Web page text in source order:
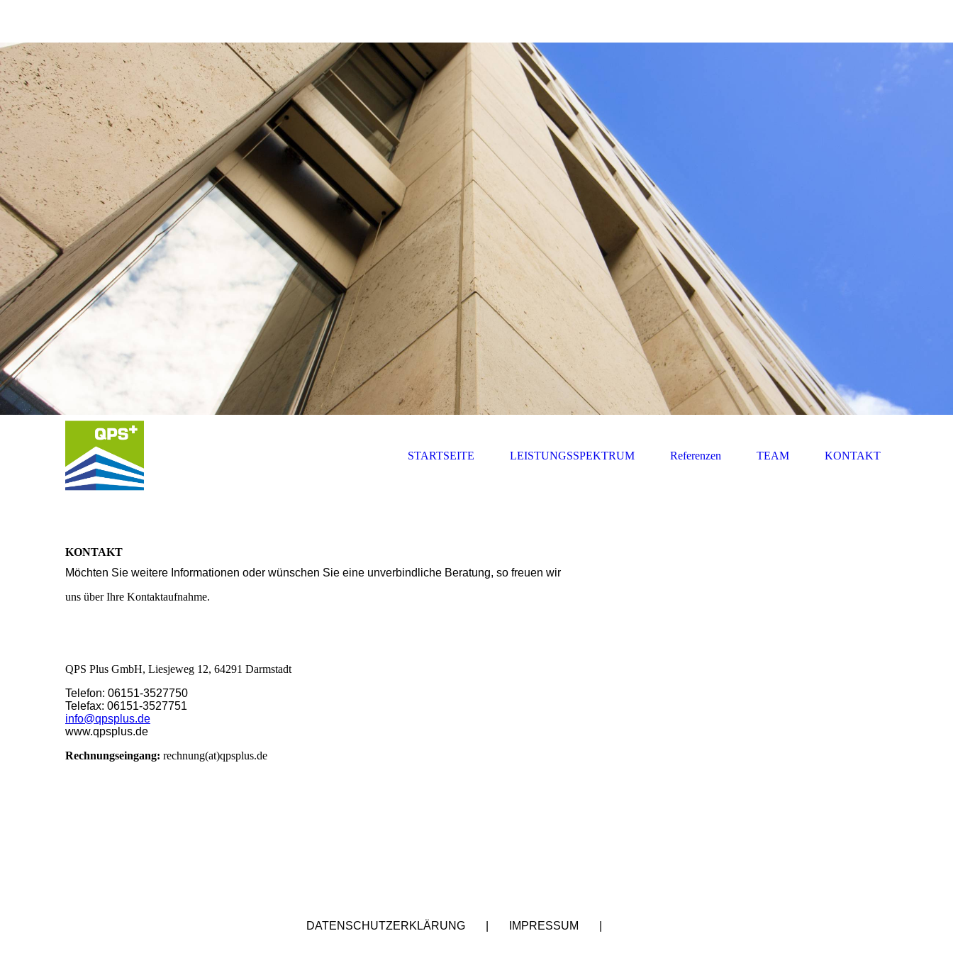
STARTSEITE LEISTUNGSSPEKTRUM Referenzen TEAM KONTAKT
KONTAKT
Möchten Sie weitere Informationen oder wünschen Sie eine unverbindliche Beratung, so freuen wir
uns über Ihre Kontaktaufnahme.
QPS Plus GmbH, Liesjeweg 12, 64291 Darmstadt
Telefon: 06151-3527750
Telefax: 06151-3527751
info@qpsplus.de
www.qpsplus.de
Rechnungseingang: rechnung(at)qpsplus.de
DATENSCHUTZERKLÄRUNG IMPRESSUM